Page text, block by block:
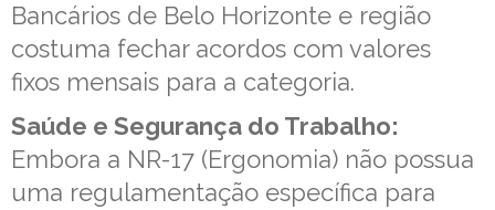
Bancários de Belo Horizonte e região
costuma fechar acordos com valores
fixos mensais para a categoria.
Saúde e Segurança do Trabalho:
Embora a NR-17 (Ergonomia) não possua
uma regulamentação específica para